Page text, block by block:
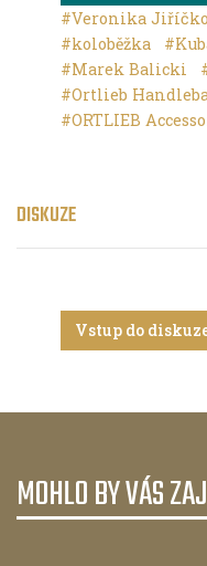
#Veronika
#koloběžka
#Marek Balicki
#Ortlieb
#ORTLIEB
DISKUZE
Vstup do
MOHLO BY VÁS